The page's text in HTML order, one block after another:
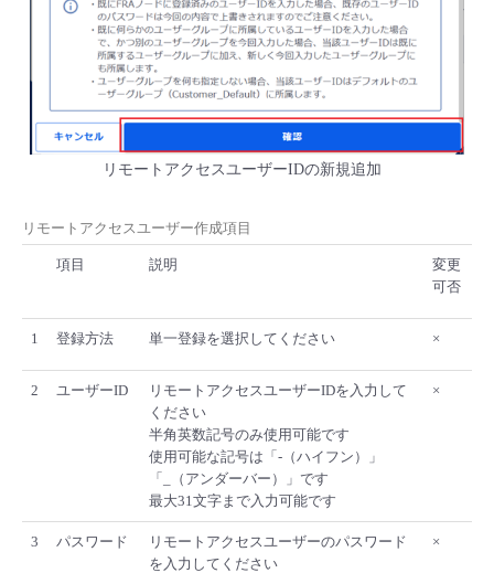
リモートアクセスユーザーIDの新規追加
リモートアクセスユーザー作成項目
項目 説明
変更
可否
1 登録方法 単一登録を選択してください ×
2 ユーザーID
リモートアクセスユーザーIDを入力して
ください
半角英数記号のみ使用可能です
使用可能な記号は「-（ハイフン）」
「_（アンダーバー）」です
最大31文字まで入力可能です
×
3 パスワード
リモートアクセスユーザーのパスワード
を入力してください
×